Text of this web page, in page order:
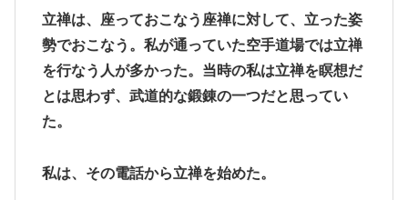
立禅は、座っておこなう座禅に対して、立った姿
勢でおこなう。私が通っていた空手道場では立禅
を行なう人が多かった。当時の私は立禅を瞑想だ
とは思わず、武道的な鍛錬の一つだと思ってい
た。
私は、その電話から立禅を始めた。